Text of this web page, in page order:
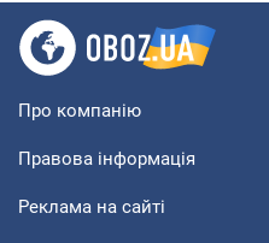
Про компанію
Правова інформація
Реклама на сайті